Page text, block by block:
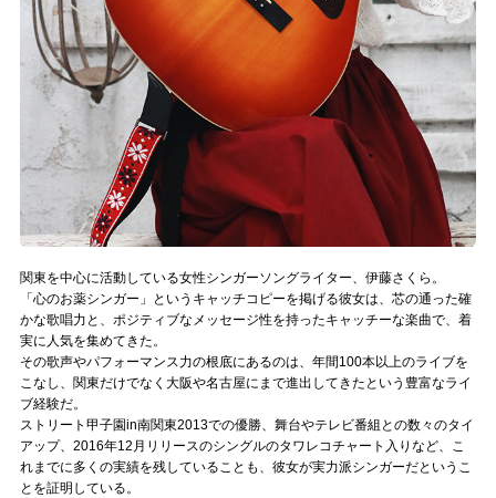
Official SNS
関東を中心に活動している女性シンガーソングライター、伊藤さくら。
「心のお薬シンガー」というキャッチコピーを掲げる彼女は、芯の通った確
かな歌唱力と、ポジティブなメッセージ性を持ったキャッチーな楽曲で、着
実に人気を集めてきた。
その歌声やパフォーマンス力の根底にあるのは、年間100本以上のライブを
こなし、関東だけでなく大阪や名古屋にまで進出してきたという豊富なライ
ブ経験だ。
ストリート甲子園in南関東2013での優勝、舞台やテレビ番組との数々のタイ
アップ、2016年12月リリースのシングルのタワレコチャート入りなど、こ
れまでに多くの実績を残していることも、彼女が実力派シンガーだというこ
とを証明している。